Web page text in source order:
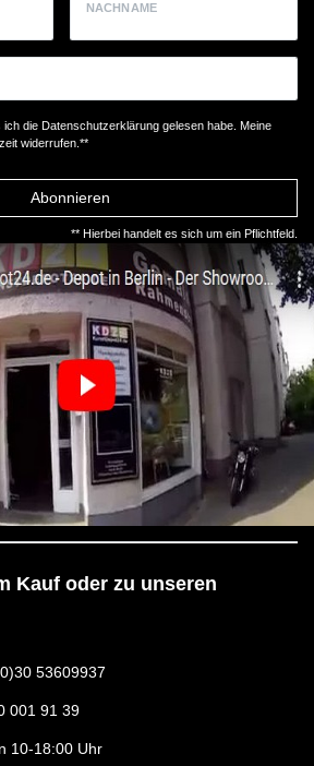
NACHNAME
ich die Daten­schutz­erklärunggelesen habe. Meine
widerrufen.**
Abonnieren
** Hierbei handelt es sich um ein Pflichtfeld.
Kauf oder zu unseren
53609937
001 91 39
10-18:00 Uhr